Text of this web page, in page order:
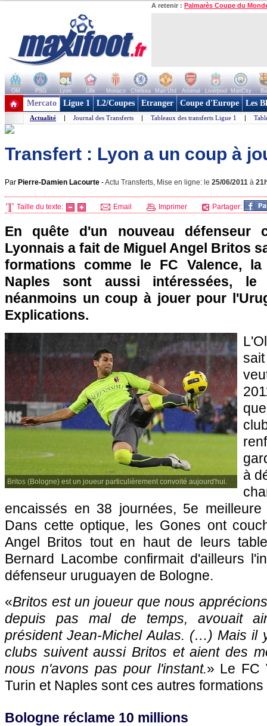
A retenir : Palmarès Coupe du
OM PSG Lyon Lille Monaco Chelsea Man Utd Arsenal Liverpool ManCity
+ de clubs
Mercato Ligue 1 L2/Coupes Etranger Coupe d'Europe Les
Actualité | Journal des Transferts | Tableaux des transferts Ligue 1 |
Transfert : Lyon a un coup à
Par Pierre-Damien Lacourte -Actu Transferts, Mise en ligne: le 25/06/2011 à
Taille du texte: Email Imprimer Partager:
En quête d'un nouveau défenseur
Lyonnais a fait de Miguel Angel Britos
formations comme le FC Valence,
Naples sont aussi intéressées,
néanmoins un coup à jouer pour
Explications.
Britos (Bologne) est un joueur particulièrement convoité aujourd'hui.
à
encaissés en 38 journées, 5e meilleure
Dans cette optique, les Gones ont
Angel Britos tout en haut de leurs
Bernard Lacombe confirmait d'ailleurs
défenseur uruguayen de Bologne.
«Britos est un joueur que nous
depuis pas mal de temps, avouait
président Jean-Michel Aulas. (…) Mais il
clubs suivent aussi Britos et aient des
nous n'avons pas pour l'instant.» Le FC
Turin et Naples sont ces autres
Bologne réclame 10 millions